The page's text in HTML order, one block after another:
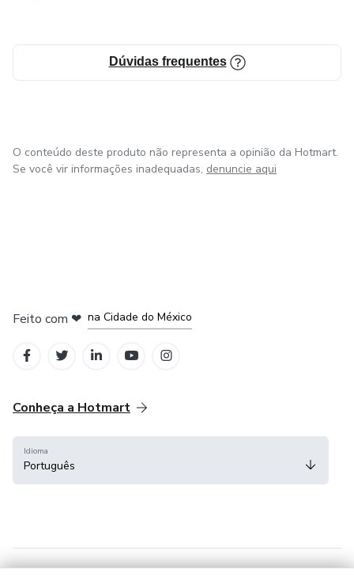
Dúvidas frequentes
O conteúdo deste produto não representa a opinião da Hotmart.
Se você vir informações inadequadas, denuncie aqui
Feito com ❤ na Cidade do México
Conheça a Hotmart
Idioma
Português